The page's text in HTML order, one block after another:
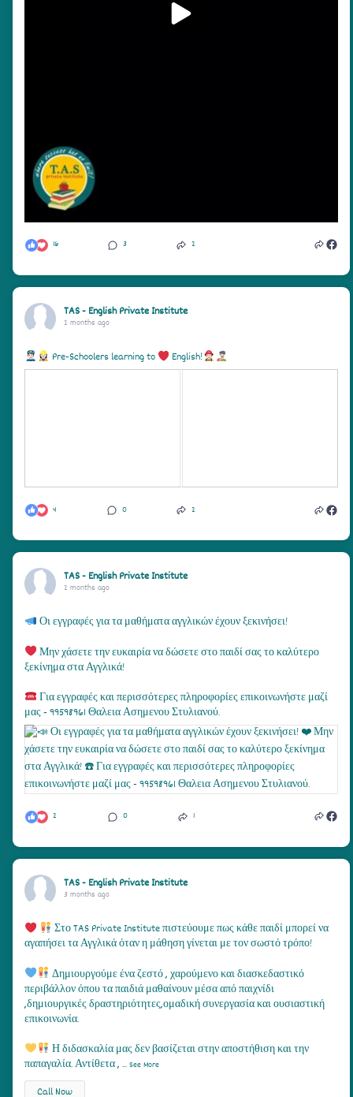
16 3 2
TAS - English Private Institute
2 months ago
Pre-Schoolers learning to English!
4 0 2
TAS - English Private Institute
2 months ago
Οι εγγραφές για τα μαθήματα αγγλικών έχουν ξεκινήσει!
Μην χάσετε την ευκαιρία να δώσετε στο παιδί σας το καλύτερο
ξεκίνημα στα Αγγλικά!
Για εγγραφές και περισσότερες πληροφορίες επικοινωνήστε μαζί
μας - 99598961 Θαλεια Ασημενου Στυλιανού.
2 0 1
TAS - English Private Institute
3 months ago
Στο TAS Private Institute πιστεύουμε πως κάθε παιδί μπορεί να
αγαπήσει τα Αγγλικά όταν η μάθηση γίνεται με τον σωστό τρόπο!
Δημιουργούμε ένα ζεστό , χαρούμενο και διασκεδαστικό
περιβάλλον όπου τα παιδιά μαθαίνουν μέσα από παιχνίδι
,δημιουργικές δραστηριότητες,ομαδική συνεργασία και ουσιαστική
επικοινωνία.
Η διδασκαλία μας δεν βασίζεται στην αποστήθιση και την
παπαγαλία. Αντίθετα , ...See More
Call Now